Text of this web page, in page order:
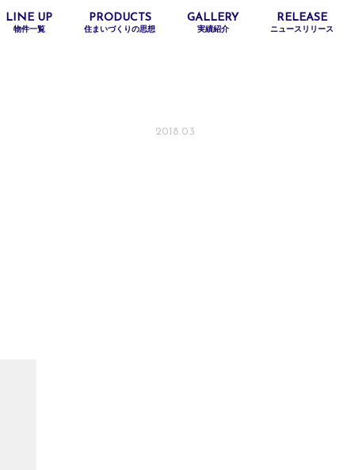
LINE UP
物件一覧
PRODUCTS
住まいづくりの思想
GALLERY
実績紹介
RELEASE
ニュースリリース
2018.03